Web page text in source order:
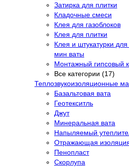
Затирка для плитки
Кладочные смеси
Клея для газоблоков
Клея для плитки
Клея и штукатурки
мин ваты
Монтажный гипсовый
Все категории (17)
Теплозвукоизоляционные
Базальтовая вата
Геотекситль
Джут
Минеральная вата
Напыляемый
Отражающая
Пенопласт
Скорлупа